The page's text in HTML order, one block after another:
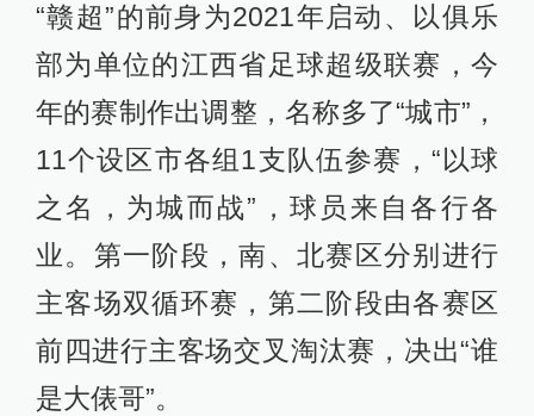
“赣超”的前身为2021年启动、以俱乐
部为单位的江西省足球超级联赛，今
年的赛制作出调整，名称多了“城市”，
11个设区市各组1支队伍参赛，“以球
之名，为城而战”，球员来自各行各
业。第一阶段，南、北赛区分别进行
主客场双循环赛，第二阶段由各赛区
前四进行主客场交叉淘汰赛，决出“谁
是大俵哥”。